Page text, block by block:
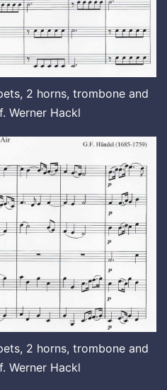
2 horns, trombone and
Werner Hackl
2 horns, trombone and
Werner Hackl